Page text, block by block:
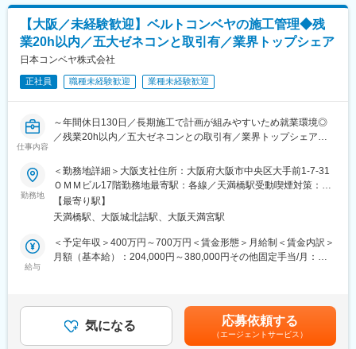
【大阪／未経験歓迎】ベルトコンベヤの施工管理◆残
業20h以内／五大ゼネコンと取引有／業界トップシェア
日本コンベヤ株式会社
正社員 職種未経験歓迎 業種未経験歓迎
仕事内容
～年間休日130日／長期施工で計画が組みやすいため就業環境◎
／残業20h以内／五大ゼネコンとの取引有／業界トップシェア／
歓迎～
■業務内容
大型ベルトコンベヤの施工管理をお任せします。
入社後まずはOJTにて現場で流れを学んでいただきます。将来的
に内勤業務もお任せします。（入社時に現場がない場合は内勤業
務から先に学んでいただく可能性もございます。）
・現地説明、技術説明の設営関連業務
・工事業務管理、現場監督、輸送、製作
・工事の予算・進捗管理、検収、付帯サービス及び苦情対応
勤務地
＜勤務地詳細＞大阪支社住所：大阪府大阪市中央区大手前1-7-31
ＯＭＭビル17階勤務地最寄駅：各線／天満橋駅受動喫煙対策：屋
内全面禁煙変更の範囲：会社の定める事業所
【最寄り駅】
天満橋駅、大阪城北詰駅、大阪天満宮駅
給与
＜予定年収＞400万円～700万円＜賃金形態＞月給制＜賃金内訳＞
月額（基本給）：204,000円～380,000円その他固定手当/月：
給食手当（食事補助手当として1日400円、勤務日数に応じて支
給）・残業手当（1分単位で支給）■昇給：年1回■賞与：年2回
（前期実績4.0ヵ月）賃金はあくまでも目安の金額であり、選考を
気になる 応募依頼する
（エージェントサービス）